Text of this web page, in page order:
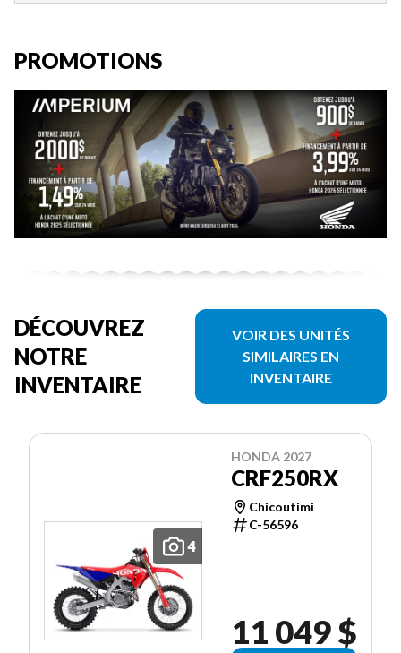
PROMOTIONS
DÉCOUVREZ
NOTRE
INVENTAIRE
VOIR DES UNITÉS
SIMILAIRES EN
INVENTAIRE
4
HONDA 2027
CRF250RX
Chicoutimi
C-56596
11 049 $